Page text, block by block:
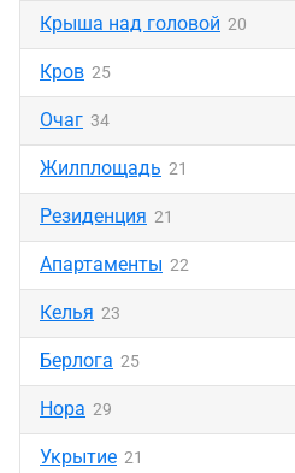
Крыша над головой 20
Кров 25
Очаг 34
Жилплощадь 21
Резиденция 21
Апартаменты 22
Келья 23
Берлога 25
Нора 29
Укрытие 21